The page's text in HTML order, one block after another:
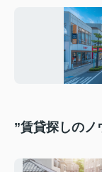
”賃貸探しのノ